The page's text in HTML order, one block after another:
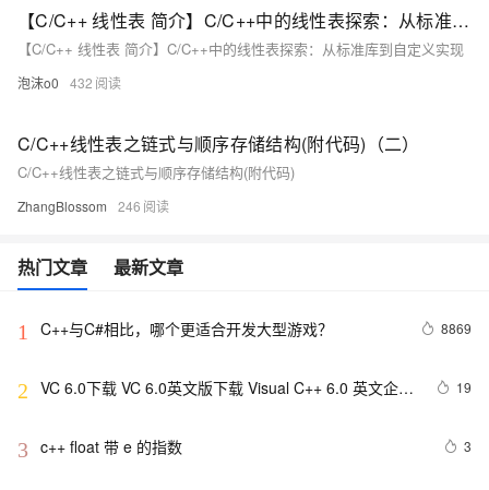
【C/C++ 线性表 简介】C/C++中的线性表探索：从标准库到自定义实现
【C/C++ 线性表 简介】C/C++中的线性表探索：从标准库到自定义实现
泡沫o0 432
C/C++线性表之链式与顺序存储结构(附代码)（二）
C/C++线性表之链式与顺序存储结构(附代码)
ZhangBlossom 246
热门文章 最新文章
1 C++与C#相比，哪个更适合开发大型游戏？ 8869
2 VC 6.0下载 VC 6.0英文版下载 Visual C++ 6.0 英文企业
19
3 c++ float 带 e 的指数 3